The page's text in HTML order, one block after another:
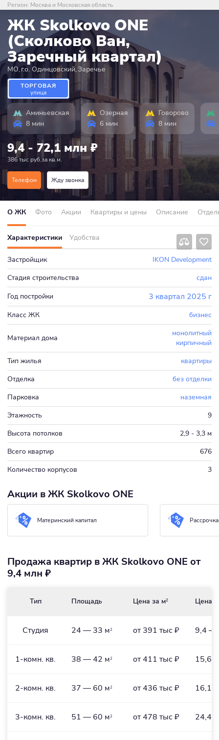
Регион: Москва и Московская область
ЖК Skolkovo ONE
(Сколково Ван,
Заречный квартал)
МО,г.о. Одинцовский,Заречье
ТОРГОВАЯ
улица
Аминьевская
8 мин
Озерная
6 мин
Говорово
8 мин
9,4 - 72,1 млн₽
386 тыс руб.за кв.м.
Телефон Жду звонка
О ЖК Фото Акции Квартиры и цены Описание
Характеристики Удобства
Застройщик
IKON Development
Стадия строительства
сдан
Год постройки
3 квартал 2025 г
Класс ЖК бизнес
Материал дома
монолитный
кирпичный
Тип жилья
квартиры
Отделка
без отделки
Парковка
наземная
Этажность
9
Высота потолков
2,9 - 3,3 м
Всего квартир
676
Количество корпусов
3
Акции в ЖК Skolkovo ONE
Материнский капитал Рассрочка
Продажа квартир в ЖК Skolkovo ONE от
9,4 млн ₽
Тип Площадь Цена за м2 Цена
Студия 24 — 33 м2 от 391 тыс ₽ 9,4 —
1-комн. кв. 38 — 42 м2 от 411 тыс ₽ 15,6
2-комн. кв. 37 — 60 м2 от 436 тыс ₽ 16,1
3-комн. кв. 51 — 60 м2 от 478 тыс ₽ 24,4